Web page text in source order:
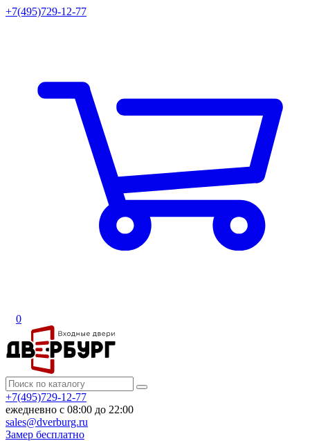
+7(495)729-12-77
0
+7(495)729-12-77
ежедневно с 08:00 до 22:00
sales@dverburg.ru
Замер бесплатно